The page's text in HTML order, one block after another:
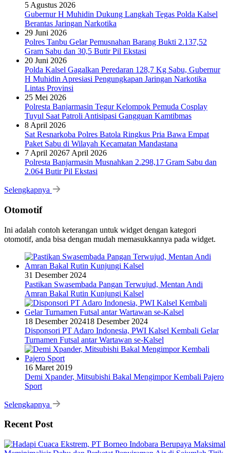
5 Agustus 2026
Gubernur H Muhidin Dukung Langkah Tegas Polda Kalsel
Berantas Jaringan Narkotika
29 Juni 2026
Polres Tanbu Gelar Pemusnahan Barang Bukti 2.137,52
Gram Sabu dan 30,5 Butir Pil Ekstasi
20 Juni 2026
Polda Kalsel Gagalkan Peredaran 128,7 Kg Sabu, Gubernur
H Muhidin Apresiasi Pengungkapan Jaringan Narkotika
Lintas Provinsi
25 Mei 2026
Polresta Banjarmasin Tegur Kelompok Pemuda Cosplay
Tuyul Saat Patroli Antisipasi Gangguan Kamtibmas
8 April 2026
Sat Resnarkoba Polres Batola Ringkus Pria Bawa Empat
Paket Sabu di Wilayah Kecamatan Mandastana
7 April 20267 April 2026
Polresta Banjarmasin Musnahkan 2.298,17 Gram Sabu dan
2.064 Butir Pil Ekstasi
Selengkapnya
Otomotif
Ini adalah contoh keterangan untuk widget dengan kategori
otomotif, anda bisa dengan mudah memasukkannya pada widget.
31 Desember 2024
Pastikan Swasembada Pangan Terwujud, Mentan Andi
Amran Bakal Rutin Kunjungi Kalsel
18 Desember 202418 Desember 2024
Disponsori PT Adaro Indonesia, PWI Kalsel Kembali Gelar
Turnamen Futsal antar Wartawan se-Kalsel
16 Maret 2019
Demi Xpander, Mitsubishi Bakal Mengimpor Kembali Pajero
Sport
Selengkapnya
Recent Post